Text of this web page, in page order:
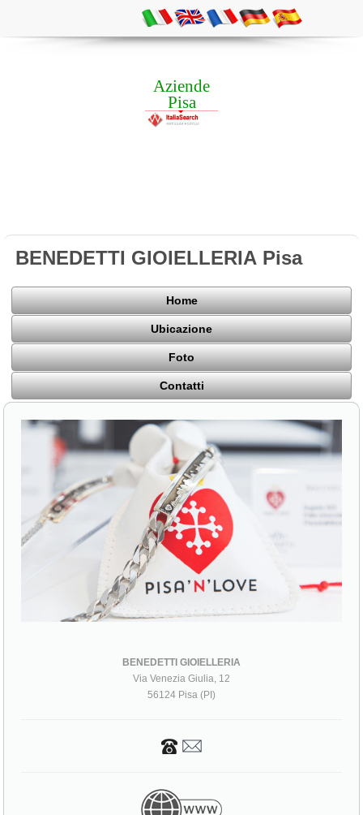
Aziende
Pisa
BENEDETTI GIOIELLERIA Pisa
Home
Ubicazione
Foto
Contatti
BENEDETTI GIOIELLERIA
Via Venezia Giulia, 12
56124 Pisa (PI)